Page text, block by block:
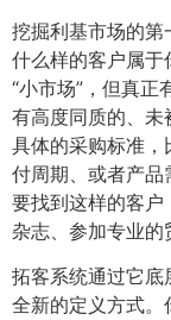
挖掘利基市场的第
什么样的客户属于
“小市场”，但真
有高度同质的、未
具体的采购标准，
付周期、或者产品
要找到这样的客户
杂志、参加专业的
拓客系统通过它底
全新的定义方式。